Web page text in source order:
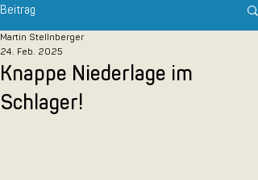
Beitrag
Knappe Niederlage im
Schlager!
Martin Stellnberger
24. Feb. 2025